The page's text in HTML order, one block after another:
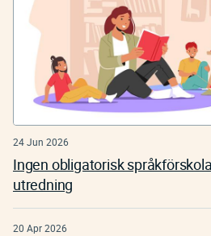
24 Jun 2026
Ingen obligatorisk
utredning
20 Apr 2026